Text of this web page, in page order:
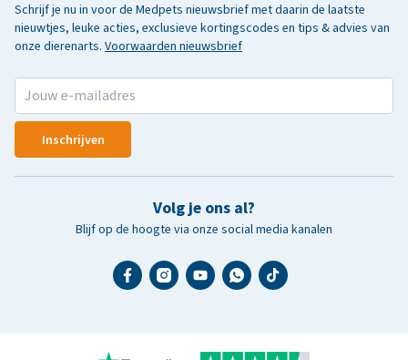
Schrijf je nu in voor de Medpets nieuwsbrief met daarin de laatste
nieuwtjes, leuke acties, exclusieve kortingscodes en tips & advies van
onze dierenarts. Voorwaarden nieuwsbrief
Inschrijven
Volg je ons al?
Blijf op de hoogte via onze social media kanalen